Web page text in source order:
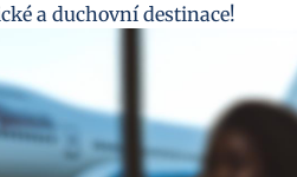
a duchovní destinace!